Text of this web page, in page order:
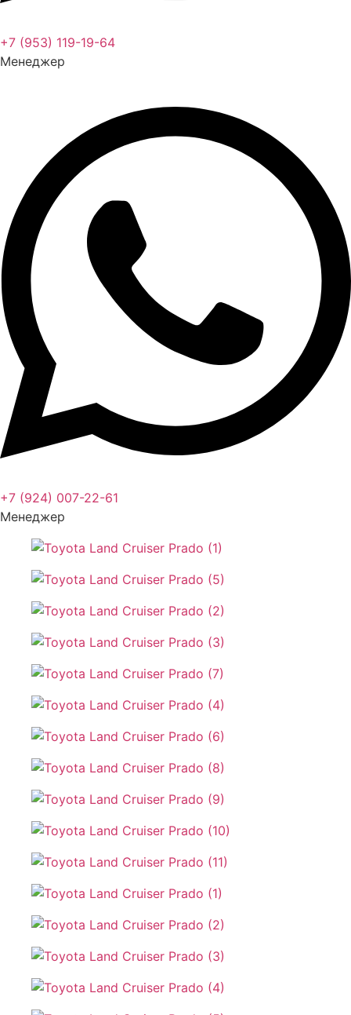
+7 (953) 119-19-64
Менеджер
+7 (924) 007-22-61
Менеджер